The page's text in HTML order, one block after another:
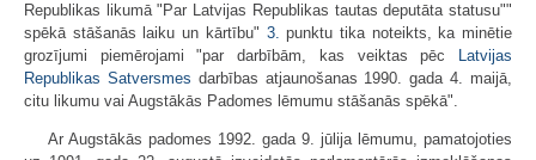
Republikas likumā "Par Latvijas Republikas tautas deputāta statusu""
spēkā stāšanās laiku un kārtību" 3. punktu tika noteikts, ka minētie
grozījumi piemērojami "par darbībām, kas veiktas pēc
Latvijas
Republikas Satversmes darbības atjaunošanas 1990. gada 4. maijā,
citu likumu vai Augstākās Padomes lēmumu stāšanās spēkā".
Ar Augstākās padomes 1992. gada 9. jūlija lēmumu, pamatojoties